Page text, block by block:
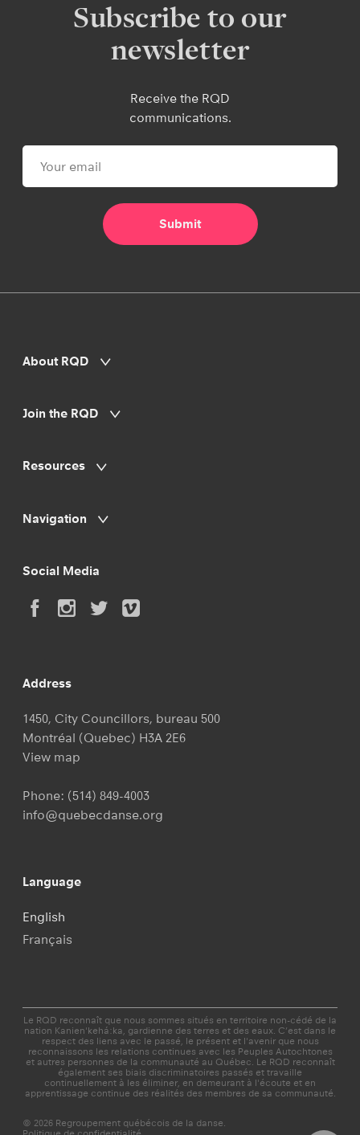
Subscribe to our
newsletter
Receive the RQD
communications.
About RQD
Join the RQD
Resources
Navigation
Social Media
Address
1450, City Councillors, bureau 500
Montréal (Quebec) H3A 2E6
View map
Phone: (514) 849-4003
info@quebecdanse.org
Language
English
Français
Le RQD reconnaît que nous sommes situés en territoire non-cédé de la
nation Kanien'kehá:ka, gardienne des terres et des eaux. C’est dans le
respect des liens avec le passé, le présent et l'avenir que nous
reconnaissons les relations continues avec les Peuples Autochtones
et autres personnes de la communauté au Québec. Le RQD reconnaît
également ses biais discriminatoires passés et travaille
continuellement à les éliminer, en demeurant à l'écoute et en
apprentissage continue des réalités des membres de sa communauté.
© 2026 Regroupement québécois de la danse.